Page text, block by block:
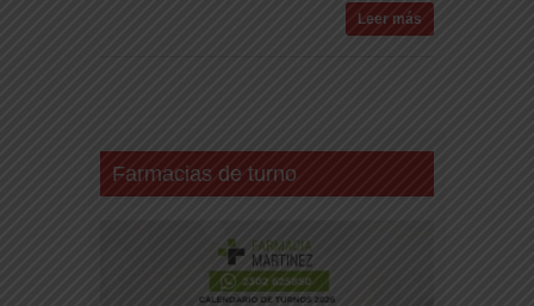
Leer más
Farmacias de turno